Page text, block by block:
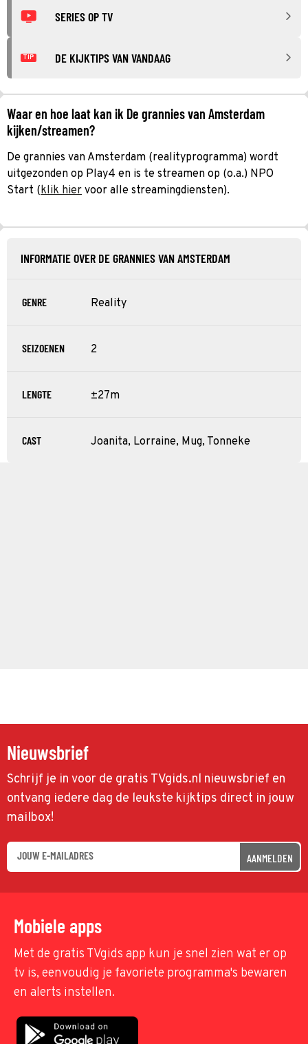
SERIES OP TV
TIP DE KIJKTIPS VAN VANDAAG
Waar en hoe laat kan ik De grannies van Amsterdam
kijken/streamen?
De grannies van Amsterdam (realityprogramma) wordt
uitgezonden op Play4 en is te streamen op (o.a.) NPO
Start (klik hier voor alle streamingdiensten).
INFORMATIE OVER DE GRANNIES VAN AMSTERDAM
GENRE Reality
SEIZOENEN 2
LENGTE ±27m
CAST Joanita, Lorraine, Mug, Tonneke
Nieuwsbrief
Schrijf je in voor de gratis TVgids.nl nieuwsbrief en
ontvang iedere dag de leukste kijktips direct in jouw
mailbox!
AANMELDEN
Mobiele apps
Met de gratis TVgids app kun je snel zien wat er op
tv is, eenvoudig je favoriete programma's bewaren
en alerts instellen.